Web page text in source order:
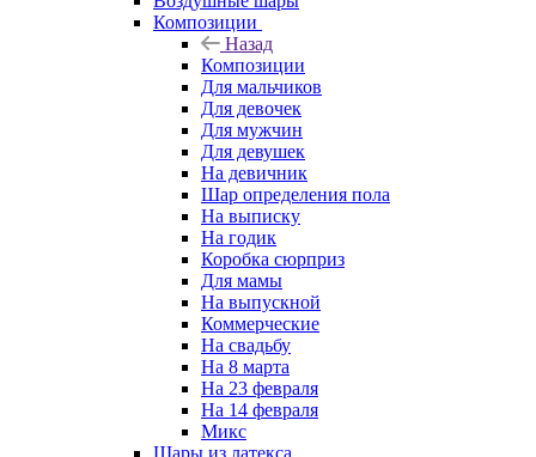
Композиции
Назад
Композиции
Для мальчиков
Для девочек
Для мужчин
Для девушек
На девичник
Шар определения пола
На выписку
На годик
Коробка сюрприз
Для мамы
На выпускной
Коммерческие
На свадьбу
На 8 марта
На 23 февраля
На 14 февраля
Микс
Шары из латекса